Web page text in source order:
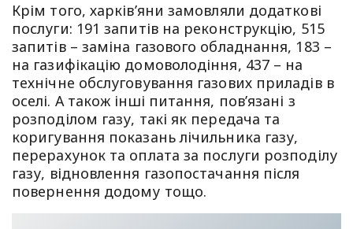
Крім того, харків’яни замовляли додаткові
послуги: 191 запитів на реконструкцію, 515
запитів – заміна газового обладнання, 183 –
на газифікацію домоволодіння, 437 – на
технічне обслуговування газових приладів в
оселі. А також інші питання, пов’язані з
розподілом газу, такі як передача та
коригування показань лічильника газу,
перерахунок та оплата за послуги розподілу
газу, відновлення газопостачання після
повернення додому тощо.